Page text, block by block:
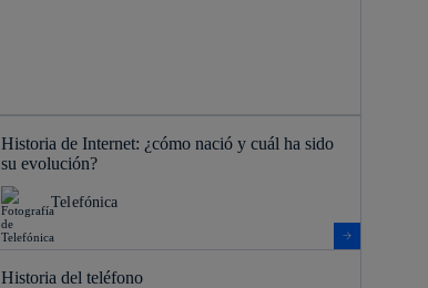
Historia de Internet: ¿cómo nació y cuál ha sido
su evolución?
Telefónica
Historia del teléfono